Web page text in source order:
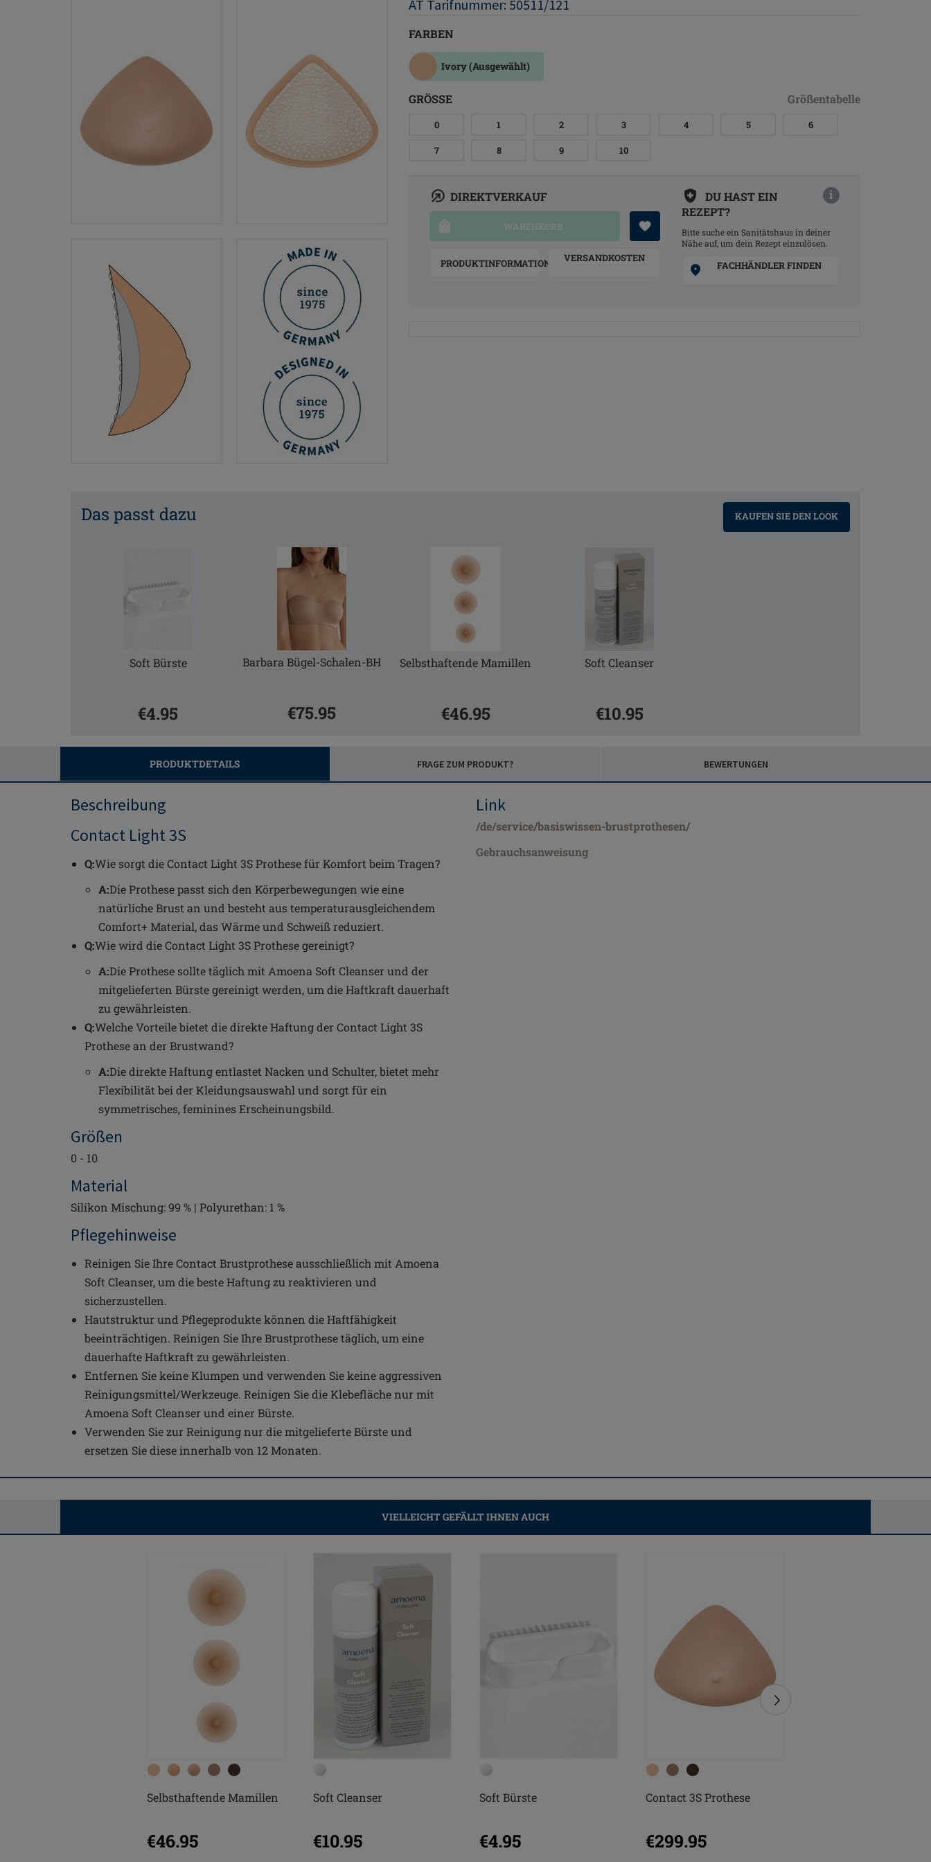
AT Tarifnummer: 50511/121
FARBEN
Ivory(Ausgewählt)
GRÖSSE Größentabelle
0 1 2 3 4 5 6
7 8 9 10
DIREKTVERKAUF
WARENKORB
PRODUKTINFORMATION VERSANDKOSTEN
DU HAST EIN
REZEPT?
i
Bitte suche ein Sanitätshaus in deiner
Nähe auf, um dein Rezept einzulösen.
FACHHÄNDLER FINDEN
Das passt dazu
Soft Bürste
€4.95
Barbara Bügel-Schalen-BH
€75.95
Selbsthaftende Mamillen
€46.95
Soft Cleanser
€10.95
KAUFEN SIE DEN LOOK
PRODUKTDETAILS FRAGE ZUM PRODUKT? BEWERTUNGEN
Beschreibung
Contact Light 3S
Q:Wie sorgt die Contact Light 3S Prothese für Komfort beim Tragen?
A:Die Prothese passt sich den Körperbewegungen wie eine
natürliche Brust an und besteht aus temperaturausgleichendem
Comfort+ Material, das Wärme und Schweiß reduziert.
Q:Wie wird die Contact Light 3S Prothese gereinigt?
A:Die Prothese sollte täglich mit Amoena Soft Cleanser und der
mitgelieferten Bürste gereinigt werden, um die Haftkraft dauerhaft
zu gewährleisten.
Q:Welche Vorteile bietet die direkte Haftung der Contact Light 3S
Prothese an der Brustwand?
A:Die direkte Haftung entlastet Nacken und Schulter, bietet mehr
Flexibilität bei der Kleidungsauswahl und sorgt für ein
symmetrisches, feminines Erscheinungsbild.
Größen
0 - 10
Material
Silikon Mischung: 99 % | Polyurethan: 1 %
Pflegehinweise
Reinigen Sie Ihre Contact Brustprothese ausschließlich mit Amoena
Soft Cleanser, um die beste Haftung zu reaktivieren und
sicherzustellen.
Hautstruktur und Pflegeprodukte können die Haftfähigkeit
beeinträchtigen. Reinigen Sie Ihre Brustprothese täglich, um eine
dauerhafte Haftkraft zu gewährleisten.
Entfernen Sie keine Klumpen und verwenden Sie keine aggressiven
Reinigungsmittel/Werkzeuge. Reinigen Sie die Klebefläche nur mit
Amoena Soft Cleanser und einer Bürste.
Verwenden Sie zur Reinigung nur die mitgelieferte Bürste und
ersetzen Sie diese innerhalb von 12 Monaten.
Link
/de/service/basiswissen-brustprothesen/
Gebrauchsanweisung
VIELLEICHT GEFÄLLT IHNEN AUCH
Selbsthaftende Mamillen
€46.95
Soft Cleanser
€10.95
Soft Bürste
€4.95
Contact 3S Prothese
€299.95